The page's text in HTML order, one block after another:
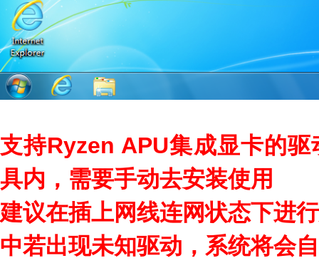
支持Ryzen APU集成显卡的
具内，需要手动去安装使用
建议在插上网线连网状态下进
中若出现未知驱动，系统将会